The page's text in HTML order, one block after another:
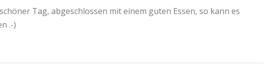
Tag, abgeschlossen mit einem guten Essen, so kann es
.-)